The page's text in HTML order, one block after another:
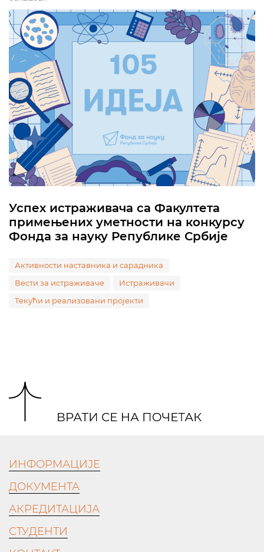
Успех истраживача са Факултета
примењених уметности на конкурсу
Фонда за науку Републике Србије
Активности наставника и сарадника
Вести за истраживаче
Истраживачи
Текући и реализовани пројекти
ИНФОРМАЦИЈЕ
ДОКУМЕНТА
АКРЕДИТАЦИЈА
СТУДЕНТИ